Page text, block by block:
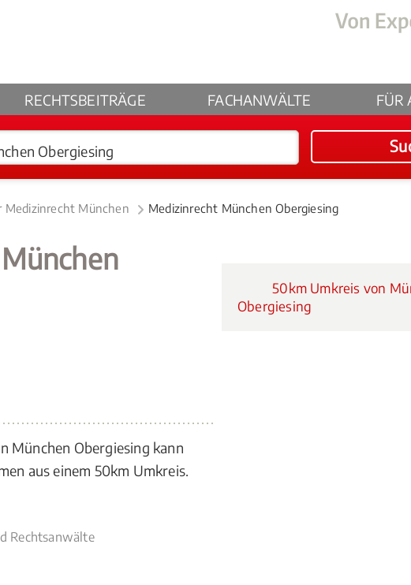
RECHTSBEITRÄGE FACHANWÄLTE FÜR
Medizinrecht München Medizinrecht München Obergiesing
München Obergiesing kann
aus einem 50km Umkreis.
Rechtsanwälte
50km Umkreis von
Obergiesing